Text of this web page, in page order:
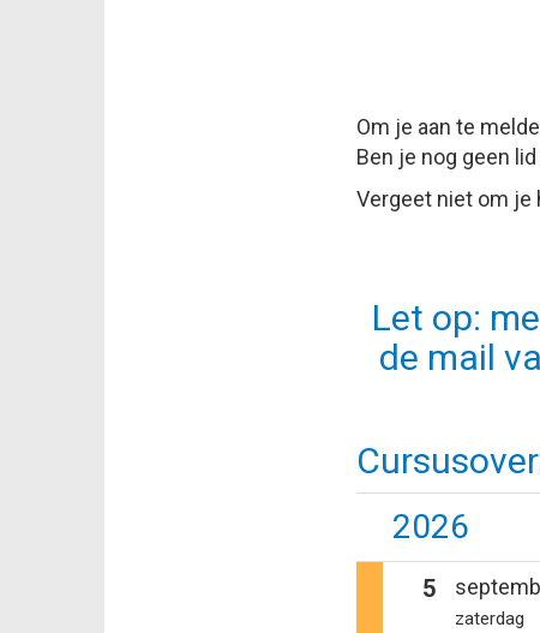
Om je aan te
Ben je nog geen
Vergeet niet om je
Let op:
de mail
2026
5
zaterdag